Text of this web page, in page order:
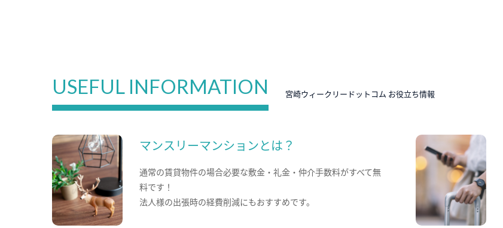
USEFUL INFORMATION 宮崎ウィークリードットコム お役立ち情報
マンスリーマンションとは？
通常の賃貸物件の場合必要な敷金・礼金・仲介手数料がすべて無
料です！
法人様の出張時の経費削減にもおすすめです。